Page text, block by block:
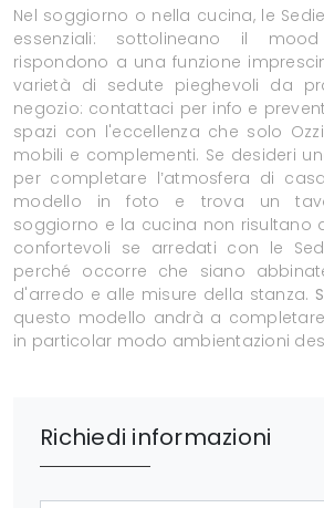
Nel soggiorno o nella cucina, le
essenziali: sottolineano il
rispondono a una funzione
varietà di sedute pieghevoli da
negozio: contattaci per info e
spazi con l'eccellenza che solo
mobili e complementi. Se desideri
per completare l’atmosfera di
modello in foto e trova un
soggiorno e la cucina non risultano
confortevoli se arredati con le
perché occorre che siano
d'arredo e alle misure della stanza.
questo modello andrà a
in particolar modo ambientazioni
Richiedi informazioni